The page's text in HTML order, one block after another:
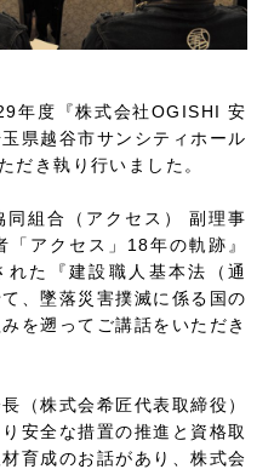
年度『株式会社OGISHI 安
県越谷市サンシティホール
だき執り行いました。
同組合（アクセス） 副理事
アクセス」18年の軌跡』
た『建設職人基本法（通
、墜落災害撲滅に係る国の
を遡ってご講話をいただき
（株式会希匠代表取締役）
安全な措置の推進と資格取
育成のお話があり、株式会